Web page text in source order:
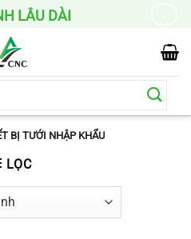
LÂU DÀI
BỊ TƯỚI NHẬP KHẨU
LỌC